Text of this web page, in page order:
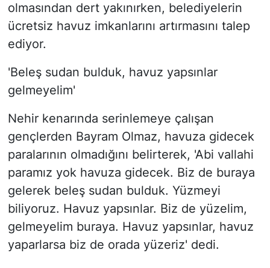
olmasından dert yakınırken, belediyelerin
ücretsiz havuz imkanlarını artırmasını talep
ediyor.
'Beleş sudan bulduk, havuz yapsınlar
gelmeyelim'
Nehir kenarında serinlemeye çalışan
gençlerden Bayram Olmaz, havuza gidecek
paralarının olmadığını belirterek, 'Abi vallahi
paramız yok havuza gidecek. Biz de buraya
gelerek beleş sudan bulduk. Yüzmeyi
biliyoruz. Havuz yapsınlar. Biz de yüzelim,
gelmeyelim buraya. Havuz yapsınlar, havuz
yaparlarsa biz de orada yüzeriz' dedi.